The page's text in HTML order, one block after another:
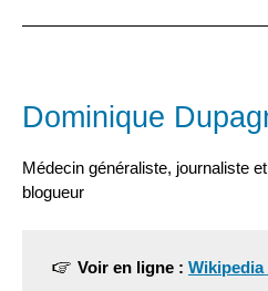
Dominique
Médecin généraliste, journaliste et
blogueur
Voir en ligne : Wikipedia